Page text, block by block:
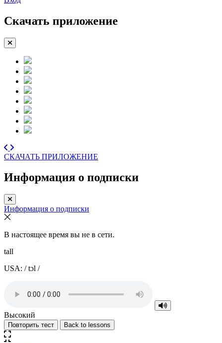
Скачать приложение
СКАЧАТЬ ПРИЛОЖЕНИЕ
Информация о подписки
Информация о подписки
В настоящее время вы не в сети.
tall
USA: / tɔl /
Высокий
Повторить тест Back to lessons